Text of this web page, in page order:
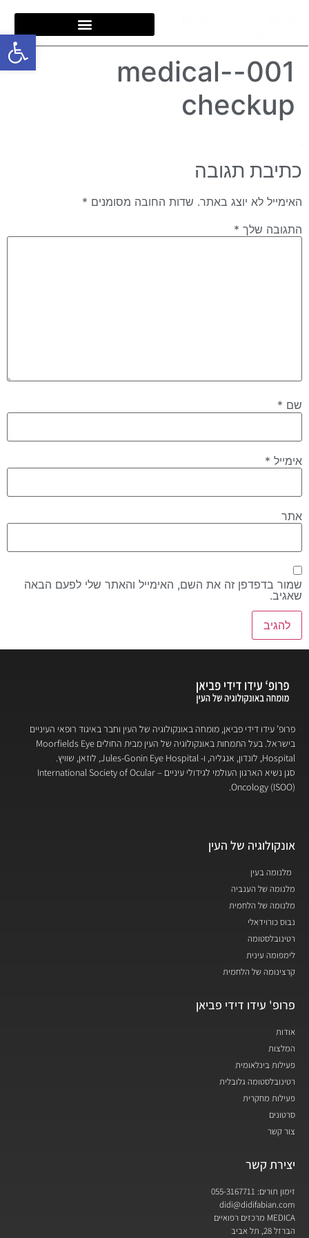
פתח
001-medical-
checkup
כתיבת תגובה
האימייל לא יוצג באתר. שדות החובה מסומנים *
התגובה שלך *
שם *
אימייל *
אתר
שמור בדפדפן זה את השם, האימייל והאתר שלי לפעם הבאה
שאגיב.
פרופ’ עידו דידי פביאן, מומחה באונקולוגיה של העין וחבר באיגוד רופאי העיניים
בישראל. בעל התמחות באונקולוגיה של העין מבית החולים Moorfields Eye
Hospital, לונדון, אנגליה, ו- Jules-Gonin Eye Hospital, לוזאן, שוויץ.
סגן נשיא הארגון העולמי לגידולי עיניים – International Society of Ocular
Oncology (ISOO).
אונקולוגיה של העין
מלנומה בעין
מלנומה של הענביה
מלנומה של הלחמית
נבוס כורוידאלי
רטינובלסטומה
לימפומה עינית
קרצינומה של הלחמית
פרופ' עידו דידי פביאן
אודות
המלצות
פעילות בינלאומית
רטינובלסטומה גלובלית
פעילות מחקרית
סרטונים
צור קשר
יצירת קשר
זימון תורים: 055-3167711
didi@didifabian.com
MEDICA מרכזים רפואיים
הברזל 28, תל אביב